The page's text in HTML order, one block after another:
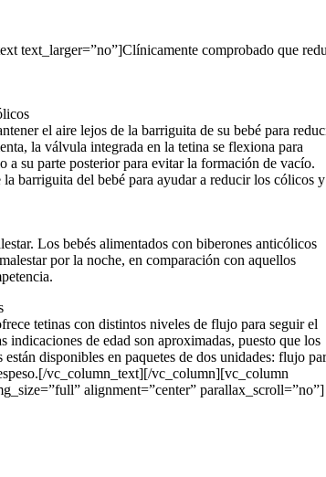
text_larger=”no”]Clínicamente comprobado que
el aire lejos de la barriguita de su bebé para
la válvula integrada en la tetina se flexiona para
su parte posterior para evitar la formación de vacío.
barriguita del bebé para ayudar a reducir los cólicos
Los bebés alimentados con biberones anticólicos
por la noche, en comparación con aquellos
tetinas con distintos niveles de flujo para seguir el
indicaciones de edad son aproximadas, puesto que los
disponibles en paquetes de dos unidades: flujo
vc_column_text][/vc_column][vc_column
alignment=”center” parallax_scroll=”no”]